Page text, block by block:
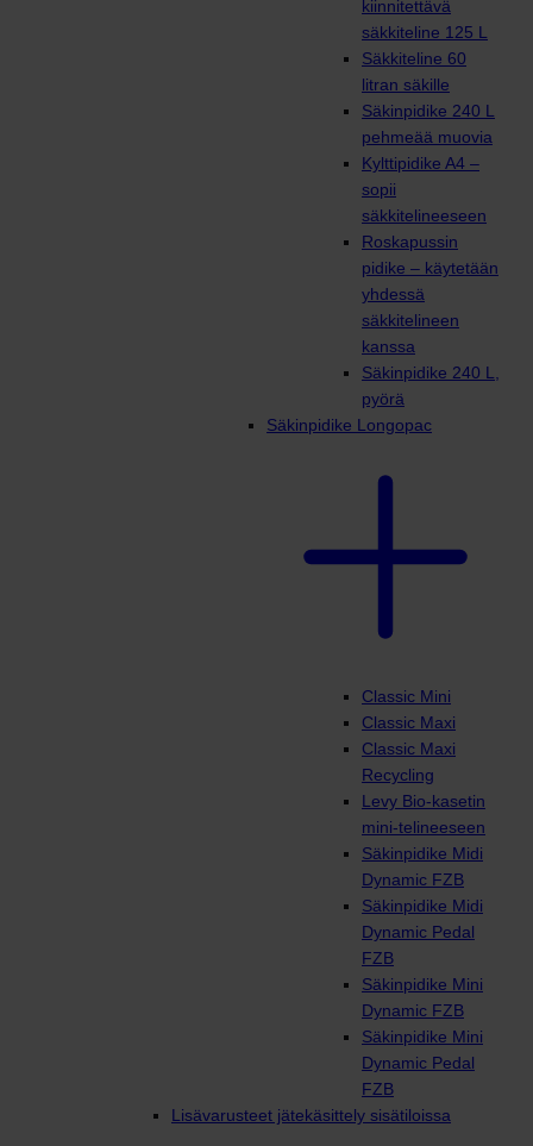
kiinnitettävä
säkkiteline 125 L
Säkkiteline 60
litran säkille
Säkinpidike 240 L
pehmeää muovia
Kylttipidike A4 –
sopii
säkkitelineeseen
Roskapussin
pidike – käytetään
yhdessä
säkkitelineen
kanssa
Säkinpidike 240 L,
pyörä
Säkinpidike Longopac
Classic Mini
Classic Maxi
Classic Maxi
Recycling
Levy Bio-kasetin
mini-telineeseen
Säkinpidike Midi
Dynamic FZB
Säkinpidike Midi
Dynamic Pedal
FZB
Säkinpidike Mini
Dynamic FZB
Säkinpidike Mini
Dynamic Pedal
FZB
Lisävarusteet jätekäsittely sisätiloissa